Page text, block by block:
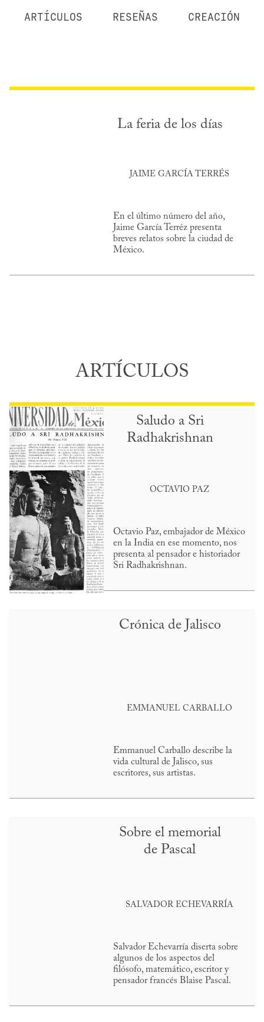
ARTÍCULOS RESEÑAS CREACIÓN
La feria de los días
JAIME GARCÍA TERRÉS
En el último número del año,
Jaime García Terréz presenta
breves relatos sobre la ciudad de
México.
ARTÍCULOS
Saludo a Sri
Radhakrishnan
OCTAVIO PAZ
Octavio Paz, embajador de México
en la India en ese momento, nos
presenta al pensador e historiador
Sri Radhakrishnan.
Crónica de Jalisco
EMMANUEL CARBALLO
Emmanuel Carballo describe la
vida cultural de Jalisco, sus
escritores, sus artistas.
Sobre el memorial
de Pascal
SALVADOR ECHEVARRÍA
Salvador Echevarría diserta sobre
algunos de los aspectos del
filósofo, matemático, escritor y
pensador francés Blaise Pascal.